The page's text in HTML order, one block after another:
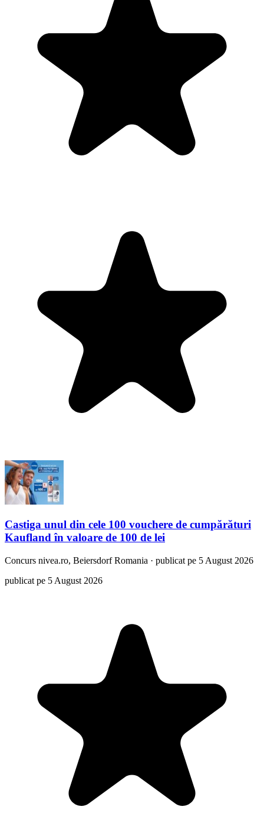
Castiga unul din cele 100 vouchere de cumpărături
Kaufland în valoare de 100 de lei
Concurs nivea.ro, Beiersdorf Romania · publicat pe 5 August 2026
publicat pe 5 August 2026